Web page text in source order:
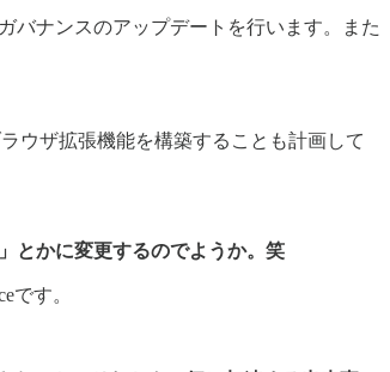
バナンスのアップデートを行います。また
ウザ拡張機能を構築することも計画して
とかに変更するのでようか。笑
です。